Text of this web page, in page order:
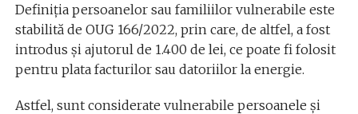
Definiția persoanelor sau familiilor vulnerabile este
stabilită de OUG 166/2022, prin care, de altfel, a fost
introdus și ajutorul de 1.400 de lei, ce poate fi folosit
pentru plata facturilor sau datoriilor la energie.
Astfel, sunt considerate vulnerabile persoanele și